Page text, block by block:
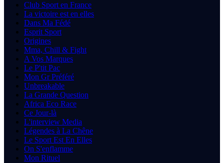
Club Sport en France
La victoire est en elles
Dans Ma Fédé
Esprit Sport
Origines
Mma, Chill & Fight
A Vos Marques
Le P'tit Pac
Mon Gr Préféré
Unbreakable
La Grande Question
Africa Eco Race
Ce Jour-là
L'interview Media
Légendes à La Chêne
Le Sport Est En Elles
On S'enflamme
Mon Rituel